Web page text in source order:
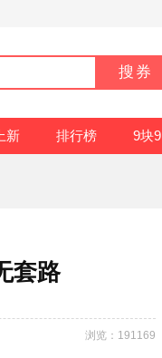
搜券
上新 排行榜 9块9
套路
浏览：191169